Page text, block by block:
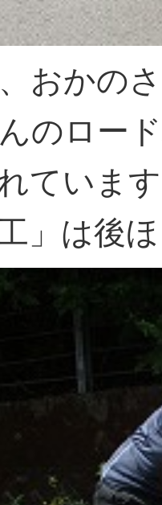
おかの
のロー
ていま
」は後